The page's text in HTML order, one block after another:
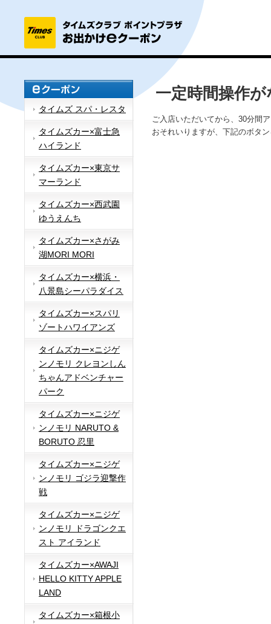
タイムズ スパ・レスタ
タイムズカー×富士急
ハイランド
タイムズカー×東京サ
マーランド
タイムズカー×西武園
ゆうえんち
タイムズカー×さがみ
湖MORI MORI
タイムズカー×横浜・
八景島シーパラダイス
タイムズカー×スパリ
ゾートハワイアンズ
タイムズカー×ニジゲ
ンノモリ クレヨンしん
ちゃんアドベンチャー
パーク
タイムズカー×ニジゲ
ンノモリ NARUTO &
BORUTO 忍里
タイムズカー×ニジゲ
ンノモリ ゴジラ迎撃作
戦
タイムズカー×ニジゲ
ンノモリ ドラゴンクエ
スト アイランド
タイムズカー×AWAJI
HELLO KITTY APPLE
LAND
タイムズカー×箱根小
一定時間操作
ご入店いただいてから、30分間
おそれいりますが、下記のボタ